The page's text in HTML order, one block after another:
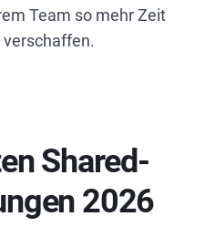
Team so mehr Zeit
Shared-
2026